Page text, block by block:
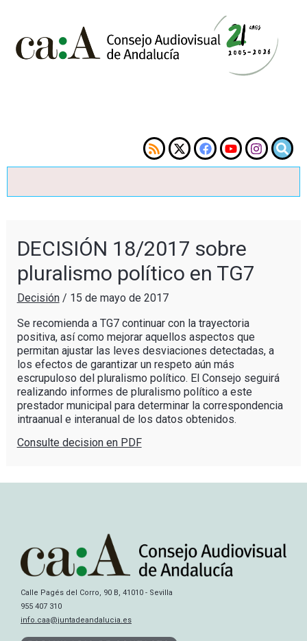
DECISIÓN 18/2017 sobre
pluralismo político en TG7
Decisión/ 15 de mayo de 2017
Se recomienda a TG7 continuar con la trayectoria
positiva, así como mejorar aquellos aspectos que
permitan ajustar las leves desviaciones detectadas, a
los efectos de garantizar un respeto aún más
escrupuloso del pluralismo político. El Consejo seguirá
realizando informes de pluralismo político a este
prestador municipal para determinar la correspondencia
intraanual e interanual de los datos obtenidos.
Consulte decision en PDF
Calle Pagés del Corro, 90 B, 41010 - Sevilla
955 407 310
info.caa@juntadeandalucia.es